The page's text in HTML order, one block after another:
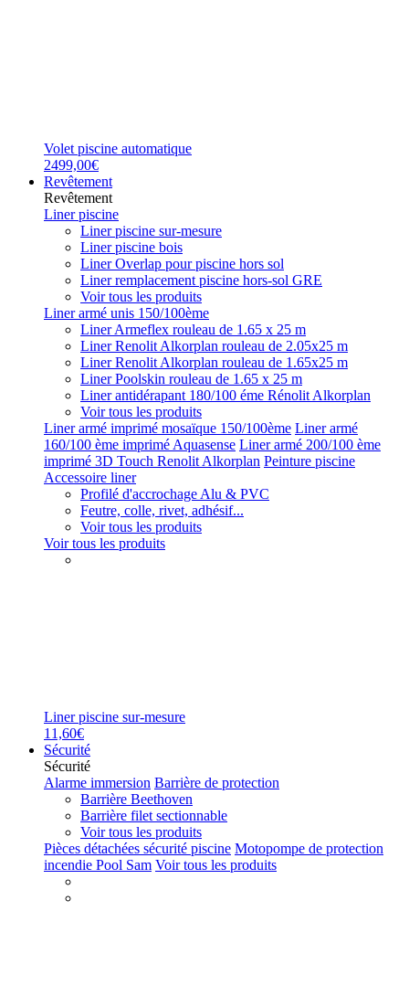
Volet piscine automatique
2499,00€
Revêtement
Revêtement
Liner piscine
Liner piscine sur-mesure
Liner piscine bois
Liner Overlap pour piscine hors sol
Liner remplacement piscine hors-sol GRE
Voir tous les produits
Liner armé unis 150/100ème
Liner Armeflex rouleau de 1.65 x 25 m
Liner Renolit Alkorplan rouleau de 2.05x25 m
Liner Renolit Alkorplan rouleau de 1.65x25 m
Liner Poolskin rouleau de 1.65 x 25 m
Liner antidérapant 180/100 éme Rénolit Alkorplan
Voir tous les produits
Liner armé imprimé mosaïque 150/100ème Liner armé
160/100 ème imprimé Aquasense Liner armé 200/100 ème
imprimé 3D Touch Renolit Alkorplan Peinture piscine
Accessoire liner
Profilé d'accrochage Alu & PVC
Feutre, colle, rivet, adhésif...
Voir tous les produits
Voir tous les produits
Liner piscine sur-mesure
11,60€
Sécurité
Sécurité
Alarme immersion Barrière de protection
Barrière Beethoven
Barrière filet sectionnable
Voir tous les produits
Pièces détachées sécurité piscine Motopompe de protection
incendie Pool Sam Voir tous les produits